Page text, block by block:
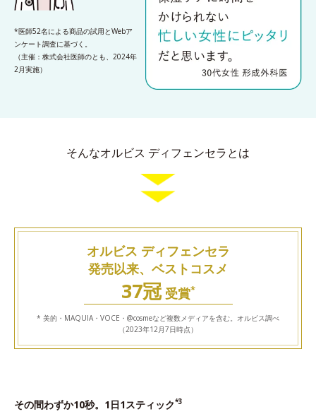
*医師52名による商品の試用とWebア
ンケート調査に基づく。
（主催：株式会社医師のとも、2024年
2月実施）
そんなオルビス ディフェンセラとは
オルビス ディフェンセラ
発売以来、ベストコスメ
37冠受賞*
* 美的・MAQUIA・VOCE・@cosmeなど複数メディアを含む。オルビス調べ
（2023年12月7日時点）
その間わずか10秒。1日1スティック*3